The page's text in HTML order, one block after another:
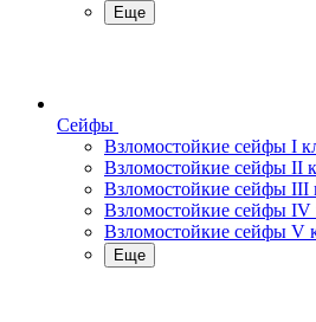
Еще
Сейфы
Взломостойкие сейфы I
Взломостойкие сейфы II
Взломостойкие сейфы III
Взломостойкие сейфы IV
Взломостойкие сейфы V
Еще